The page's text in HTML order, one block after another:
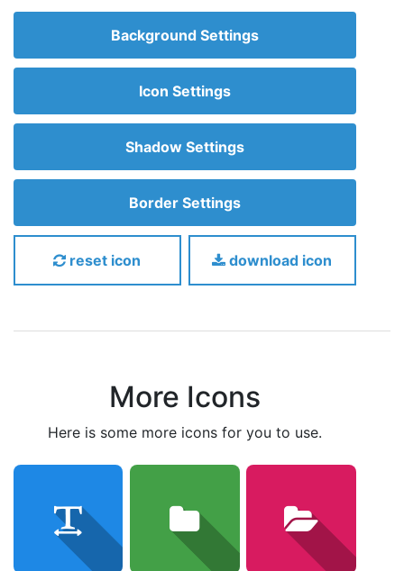
Background Settings
Icon Settings
Shadow Settings
Border Settings
reset icon download icon
More Icons
here is some more icons for you to use.